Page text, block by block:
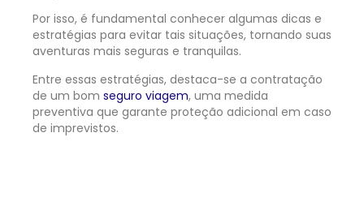
Por isso, é fundamental conhecer algumas dicas e
estratégias para evitar tais situações, tornando suas
aventuras mais seguras e tranquilas.
Entre essas estratégias, destaca-se a contratação
de um bom seguro viagem, uma medida
preventiva que garante proteção adicional em caso
de imprevistos.